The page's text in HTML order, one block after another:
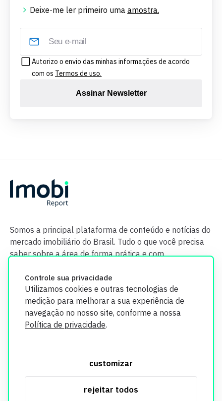
Controle sua privacidade
Utilizamos cookies e outras tecnologias de
medição para melhorar a sua experiência de
navegação no nosso site, conforme a nossa
Política de privacidade.
customizar
rejeitar todos
Deixe-me ler primeiro uma amostra.
Autorizo o envio das minhas informações de acordo
com os Termos de uso.
Assinar Newsletter
Somos a principal plataforma de conteúdo e notícias do
mercado imobiliário do Brasil. Tudo o que você precisa
saber sobre a área de forma prática e com
segurança. Todos os dados coletados em nosso site são
utilizados exclusivamente para fins de aprimoramento de
informações, consulte nossa Política de Privacidade.